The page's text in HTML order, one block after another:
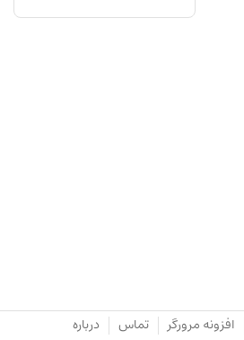
افزونه مرورگر تماس درباره